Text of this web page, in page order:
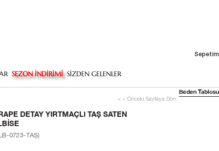
Sepetim
SEZON İNDİRİMİ SİZDEN GELENLER
< < Önceki Sayfaya Dön
DRAPE DETAY YIRTMAÇLI TAŞ SATEN
ELBISE
(ELB-0723-TAŞ)
Beden Tablosu